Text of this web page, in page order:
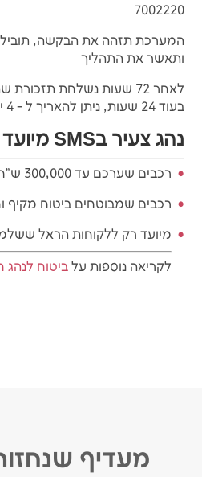
7002220
המערכת תזהה את הבקשה, תוביל
ותאשר את התהליך
לאחר 72 שעות נשלחת
בעוד 24 שעות, ניתן להאריך ל - 4 ימים נסופים בעת הצורך
נהג צעיר בSMS מיועד ל:
רכבים שערכם עד 300,000 ש"ח
רכבים שמבוטחים ביטוח מקיף
מיועד רק ללקוחות הראל
לקריאה נוספות עלביטוח לנהג
מעדיף